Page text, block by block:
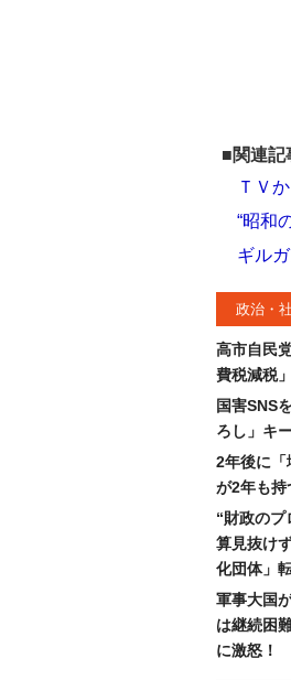
■関連記
ＴＶ
“昭和
ギル
政治・
高市自民
費税減税
国害SNS
ろし」キ
2年後に「
が2年も持
“財政の
算見抜け
化団体」
軍事大国
は継続困
に激怒！